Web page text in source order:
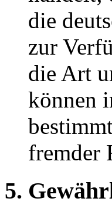
die
zur
die Art
können
fremder
5.